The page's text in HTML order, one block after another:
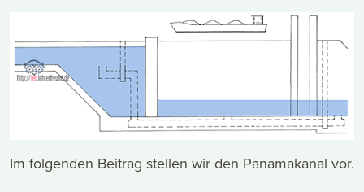
Im folgenden Beitrag stellen wir den Panamakanal vor.